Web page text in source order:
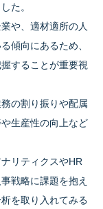
た。
や、適材適所の人
傾向にあるため、
することが重要視
の割り振りや配属
生産性の向上など
リティクスやHR
戦略に課題を抱え
を取り入れてみる